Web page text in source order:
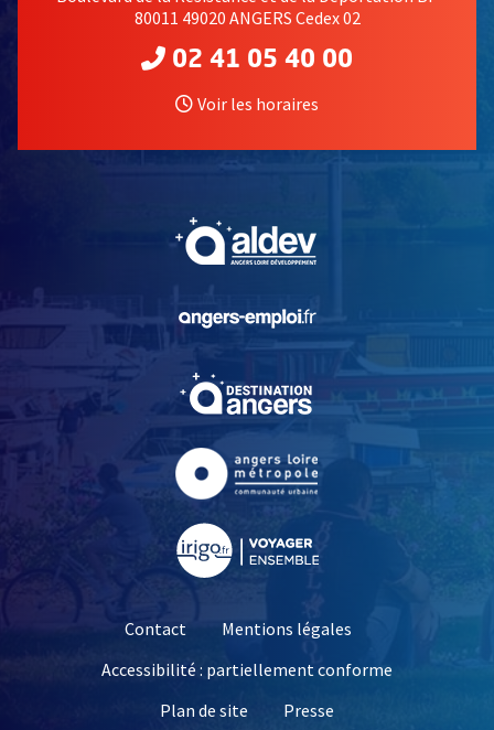
80011 49020 ANGERS Cedex 02
02 41 05 40 00
Voir les horaires
, Ouvre une nouvelle
, Ouvre une nouvelle
Contact
Mentions légales
Accessibilité : partiellement conforme
Plan de site
Presse